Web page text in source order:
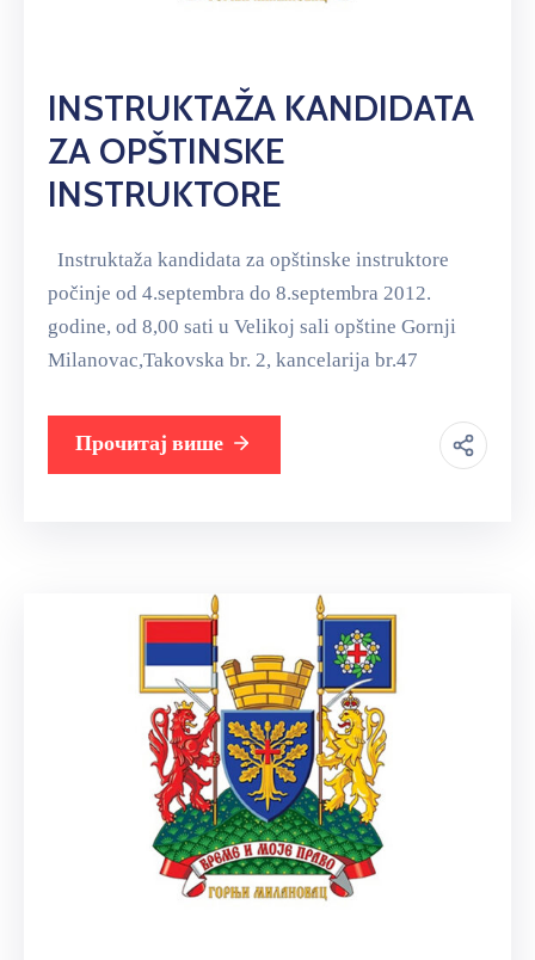
INSTRUKTAŽA KANDIDATA
ZA OPŠTINSKE
INSTRUKTORE
Instruktaža kandidata za opštinske instruktore
počinje od 4.septembra do 8.septembra 2012.
godine, od 8,00 sati u Velikoj sali opštine Gornji
Milanovac,Takovska br. 2, kancelarija br.47
Прочитај више